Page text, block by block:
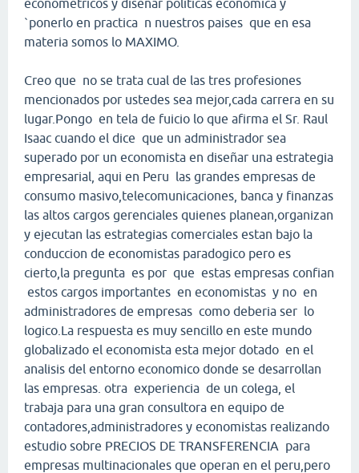
econometricos y diseñar politicas economica y
`ponerlo en practica n nuestros paises que en esa
materia somos lo MAXIMO.
Creo que no se trata cual de las tres profesiones
mencionados por ustedes sea mejor,cada carrera en su
lugar.Pongo en tela de fuicio lo que afirma el Sr. Raul
Isaac cuando el dice que un administrador sea
superado por un economista en diseñar una estrategia
empresarial, aqui en Peru las grandes empresas de
consumo masivo,telecomunicaciones, banca y finanzas
las altos cargos gerenciales quienes planean,organizan
y ejecutan las estrategias comerciales estan bajo la
conduccion de economistas paradogico pero es
cierto,la pregunta es por que estas empresas confian
estos cargos importantes en economistas y no en
administradores de empresas como deberia ser lo
logico.La respuesta es muy sencillo en este mundo
globalizado el economista esta mejor dotado en el
analisis del entorno economico donde se desarrollan
las empresas. otra experiencia de un colega, el
trabaja para una gran consultora en equipo de
contadores,administradores y economistas realizando
estudio sobre PRECIOS DE TRANSFERENCIA para
empresas multinacionales que operan en el peru,pero